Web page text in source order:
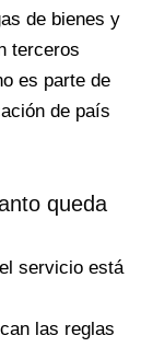
de bienes y
terceros
es parte de
de país
queda
servicio está
las reglas